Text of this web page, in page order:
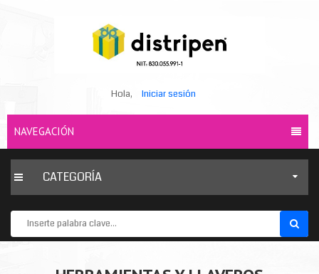
Hola, Iniciar sesión
NAVEGACIÓN
CATEGORÍA